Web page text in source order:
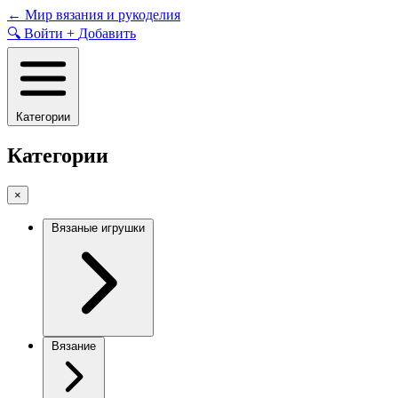
Skip
to
content
← Мир вязания и рукоделия
🔍 Войти + Добавить
Категории
Категории
×
Вязаные игрушки
Вязание